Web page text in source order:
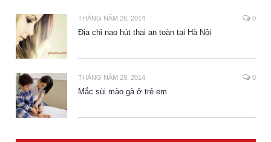
THÁNG NĂM 28, 2014 0
Địa chỉ nạo hút thai an toàn tại Hà Nội
THÁNG NĂM 29, 2014 0
Mắc sùi mào gà ở trẻ em